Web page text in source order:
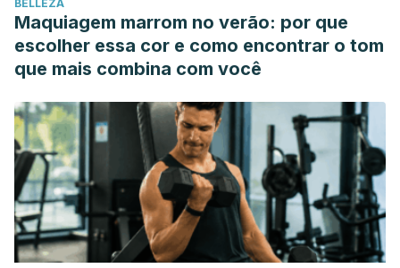
BELLEZA
Maquiagem marrom no verão: por que
escolher essa cor e como encontrar o tom
que mais combina com você